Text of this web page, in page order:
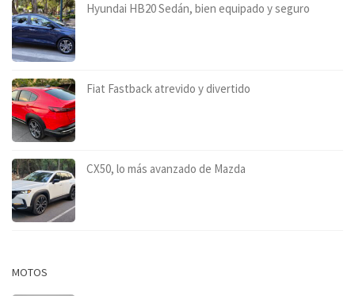
Hyundai HB20 Sedán, bien equipado y seguro
Fiat Fastback atrevido y divertido
CX50, lo más avanzado de Mazda
MOTOS